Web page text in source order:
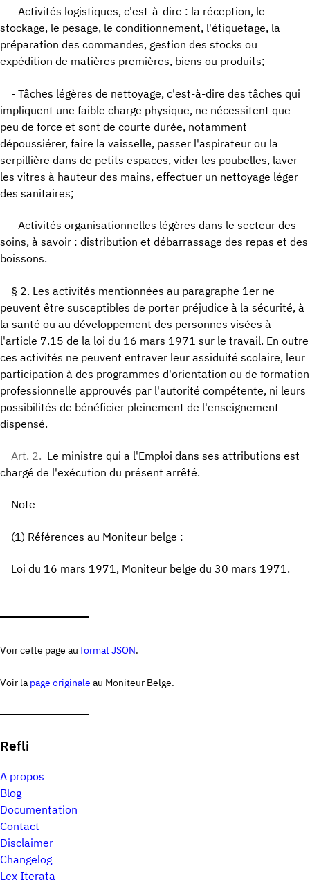
- Activités logistiques, c'est-à-dire : la réception, le
stockage, le pesage, le conditionnement, l'étiquetage, la
préparation des commandes, gestion des stocks ou
expédition de matières premières, biens ou produits;
- Tâches légères de nettoyage, c'est-à-dire des tâches qui
impliquent une faible charge physique, ne nécessitent que
peu de force et sont de courte durée, notamment
dépoussiérer, faire la vaisselle, passer l'aspirateur ou la
serpillière dans de petits espaces, vider les poubelles, laver
les vitres à hauteur des mains, effectuer un nettoyage léger
des sanitaires;
- Activités organisationnelles légères dans le secteur des
soins, à savoir : distribution et débarrassage des repas et des
boissons.
§ 2. Les activités mentionnées au paragraphe 1er ne
peuvent être susceptibles de porter préjudice à la sécurité, à
la santé ou au développement des personnes visées à
l'article 7.15 de la loi du 16 mars 1971 sur le travail. En outre
ces activités ne peuvent entraver leur assiduité scolaire, leur
participation à des programmes d'orientation ou de formation
professionnelle approuvés par l'autorité compétente, ni leurs
possibilités de bénéficier pleinement de l'enseignement
dispensé.
Art. 2. Le ministre qui a l'Emploi dans ses attributions est
chargé de l'exécution du présent arrêté.
Note
(1) Références au Moniteur belge :
Loi du 16 mars 1971, Moniteur belge du 30 mars 1971.
Voir cette page au format JSON.
Voir la page originale au Moniteur Belge.
Refli
A propos
Blog
Documentation
Contact
Disclaimer
Changelog
Lex Iterata